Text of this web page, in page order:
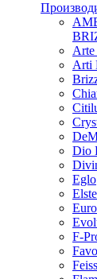
Arti
Dio
Eglo
F-
Feiss